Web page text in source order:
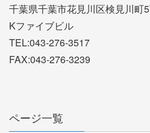
千葉県千葉市花見川区検見川町
Kファイブビル
TEL:043-276-3517
FAX:043-276-3239
ページ一覧